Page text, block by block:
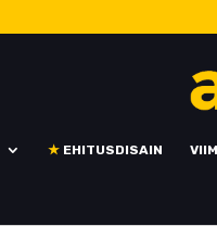
★EHITUSDISAIN